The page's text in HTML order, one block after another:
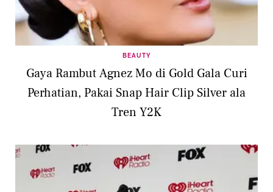
BEAUTY
Gaya Rambut Agnez Mo di Gold Gala Curi
Perhatian, Pakai Snap Hair Clip Silver ala
Tren Y2K